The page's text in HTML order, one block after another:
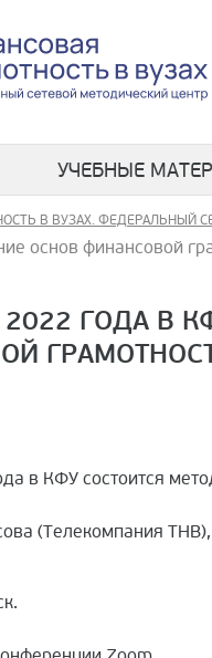
УЧЕБНЫЕ
В ВУЗАХ. ФЕДЕРАЛЬНЫЙ
основ финансовой
ГОДА В
в КФУ состоится
(Телекомпания